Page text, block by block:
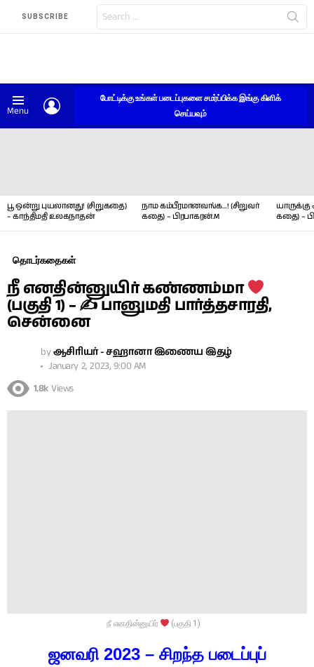
SUBSCRIBE
for:
Menu
போட்டிக்கு உங்கள் படைப்புகளை சமர்ப்பிக்க இங்கு கிளிக்
செய்யவும்
பூ ஒன்று புயலானது! (சிறுகதை)
– காந்திமதி உலகநாதன்
நாம கம்பீரமானவங்க…! (சிறுவர்
கதை) – பிரபாகரன்.M
யாருக்கு
கதை) –
தொடர்கதைகள்
நீ எனதின்னுயிர் கண்ணம்மா
(பகுதி 1) – ✍ பானுமதி பார்த்தசாரதி,
சென்னை
byஆசிரியர் - சஹானா இணைய இதழ்
January 2, 2023, 9:00 AM
1.8k Views
நீ எனதின்னுயிர் (பகுதி 1)
ஜனவரி 2023 – சிறந்த படைப்புப்